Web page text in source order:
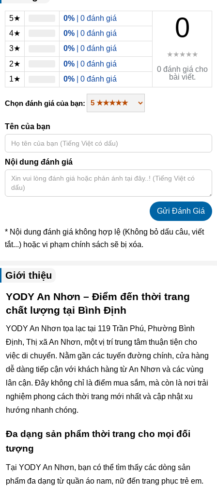
5★ 0% | 0 đánh giá 0
★★★★★
0 đánh giá cho
bài viết.
4★ 0% | 0 đánh giá
3★
0% | 0 đánh giá
2★
0% | 0 đánh giá
1★
0% | 0 đánh giá
Chọn đánh giá của bạn:
Tên của bạn
Nội dung đánh giá
* Nội dung đánh giá không hợp lệ (Không bỏ dấu câu, viết
tắt...) hoặc vi phạm chính sách sẽ bị xóa.
Giới thiệu
YODY An Nhơn – Điểm đến thời trang
chất lượng tại Bình Định
YODY An Nhơn tọa lạc tại 119 Trần Phú, Phường Bình
Định, Thị xã An Nhơn, một vị trí trung tâm thuận tiện cho
việc di chuyển. Nằm gần các tuyến đường chính, cửa hàng
dễ dàng tiếp cận với khách hàng từ An Nhơn và các vùng
lân cận. Đây không chỉ là điểm mua sắm, mà còn là nơi trải
nghiệm phong cách thời trang mới nhất và cập nhật xu
hướng nhanh chóng.
Đa dạng sản phẩm thời trang cho mọi đối
tượng
Tại YODY An Nhơn, bạn có thể tìm thấy các dòng sản
phẩm đa dạng từ quần áo nam, nữ đến trang phục trẻ em.